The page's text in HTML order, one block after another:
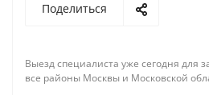
Поделиться
Выезд специалиста уже сегодня для
все районы Москвы и Московской